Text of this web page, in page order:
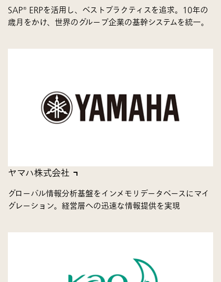
SAP® ERPを活用し、ベストプラクティスを追求。10年の
歳月をかけ、世界のグループ企業の基幹システムを統一。
ヤマハ株式会社
グローバル情報分析基盤をインメモリデータベースにマイ
グレーション。経営層への迅速な情報提供を実現